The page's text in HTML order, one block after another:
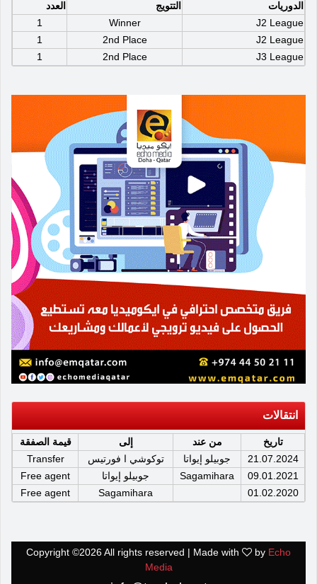
الدوريات التتويج
العدد
J2 League
Winner
1
J2 League
2nd Place
1
J3 League
2nd Place
1
انتقالات
تاريخ من عند إلى
قيمة الصفقة
21.07.2024
جوبيلو إيواتا توكوشي ا فورتيس
Transfer
09.01.2021
Sagamihara جوبيلو إيواتا
Free agent
01.02.2020
Sagamihara
Free agent
Copyright ©2026 All rights reserved | Made with by Echo
Media